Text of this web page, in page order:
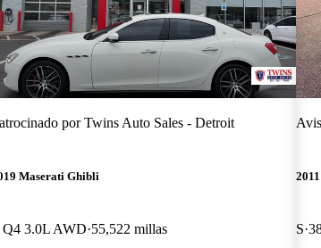
porTwins Auto Sales - Detroit
Maserati Ghibli
Q4 3.0L AWD 55,522 millas S